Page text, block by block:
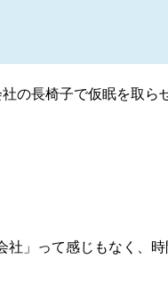
の長椅子で仮眠を取ら
」って感じもなく、